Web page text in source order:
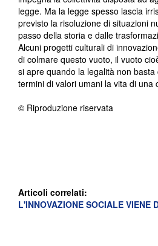
legge. Ma la legge spesso lascia
previsto la risoluzione di situazioni
passo della storia e dalle
Alcuni progetti culturali di
di colmare questo vuoto, il vuoto
si apre quando la legalità non
termini di valori umani la vita di una
© Riproduzione riservata
Articoli correlati:
L'INNOVAZIONE SOCIALE VIENE